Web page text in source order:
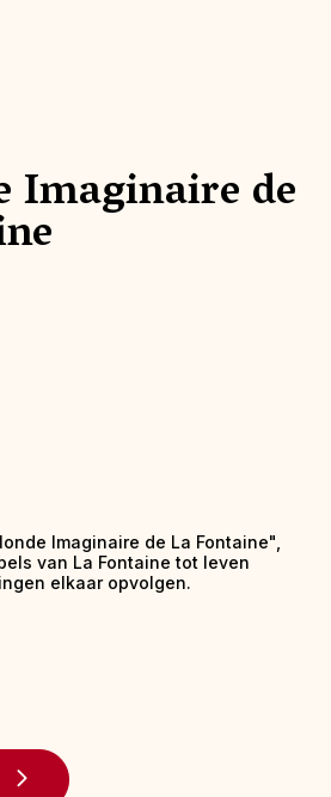
Imaginaire de
Imaginaire de La Fontaine",
van La Fontaine tot leven
elkaar opvolgen.